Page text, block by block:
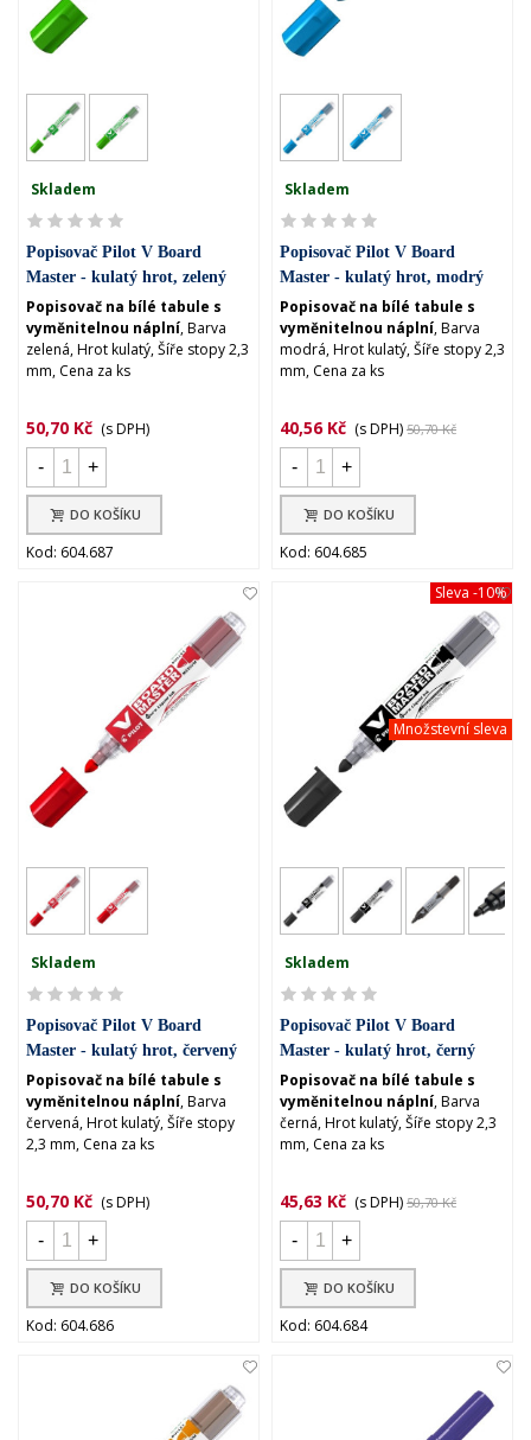
Skladem
Popisovač Pilot V Board
Master - kulatý hrot, zelený
Popisovač na bílé tabule s
vyměnitelnou náplní, Barva
zelená, Hrot kulatý, Šíře stopy 2,3
mm, Cena za ks
50,70 Kč (s DPH)
-
+
DO KOŠÍKU
Kod: 604.687
Skladem
Popisovač Pilot V Board
Master - kulatý hrot, modrý
Popisovač na bílé tabule s
vyměnitelnou náplní, Barva
modrá, Hrot kulatý, Šíře stopy 2,3
mm, Cena za ks
40,56 Kč (s DPH) 50,70 Kč
- +
DO KOŠÍKU
Kod: 604.685
Skladem
Popisovač Pilot V Board
Master - kulatý hrot, červený
Popisovač na bílé tabule s
vyměnitelnou náplní, Barva
červená, Hrot kulatý, Šíře stopy
2,3 mm, Cena za ks
50,70 Kč (s DPH)
-
+
DO KOŠÍKU
Kod: 604.686
Množstevní sleva
Sleva -10%
Skladem
Popisovač Pilot V Board
Master - kulatý hrot, černý
Popisovač na bílé tabule s
vyměnitelnou náplní, Barva
černá, Hrot kulatý, Šíře stopy 2,3
mm, Cena za ks
45,63 Kč (s DPH) 50,70 Kč
- +
DO KOŠÍKU
Kod: 604.684